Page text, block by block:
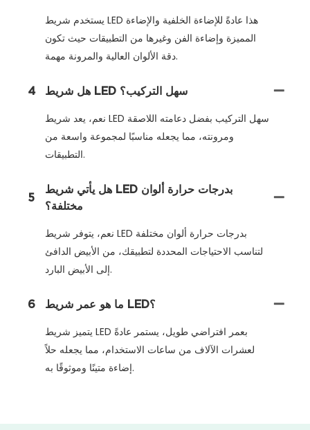
يستخدم شريط LED هذا عادةً للإضاءة الخلفية والإضاءة
المميزة وإضاءة الفن وغيرها من التطبيقات حيث تكون
دقة الألوان العالية والمرونة مهمة.
4 هل شريط LED سهل التركيب؟
نعم، يعد شريط LED سهل التركيب بفضل دعامته اللاصقة
ومرونته، مما يجعله مناسبًا لمجموعة واسعة من
التطبيقات.
5
هل يأتي شريط LED بدرجات حرارة ألوان
مختلفة؟
نعم، يتوفر شريط LED بدرجات حرارة ألوان مختلفة
لتناسب الاحتياجات المحددة لتطبيقك، من الأبيض الدافئ
إلى الأبيض البارد.
6 ما هو عمر شريط LED؟
يتميز شريط LED بعمر افتراضي طويل، يستمر عادةً
لعشرات الآلاف من ساعات الاستخدام، مما يجعله حلاً
إضاءة متينًا وموثوقًا به.